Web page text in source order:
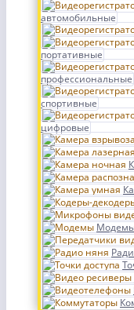
автомобильные
портативные
профессиональные
спортивные
цифровые